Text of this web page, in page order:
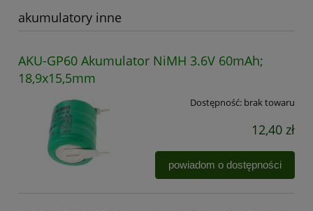
akumulatory inne
AKU-GP60 Akumulator NiMH 3.6V 60mAh;
18,9x15,5mm
Dostępność: brak towaru
12,40 zł
powiadom o dostępności